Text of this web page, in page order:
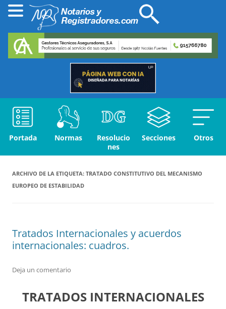
Portada Normas
Resolucio
nes
Secciones Otros
ARCHIVO DE LA ETIQUETA: TRATADO CONSTITUTIVO DEL MECANISMO
EUROPEO DE ESTABILIDAD
Tratados Internacionales y acuerdos
internacionales: cuadros.
Deja un comentario
TRATADOS INTERNACIONALES